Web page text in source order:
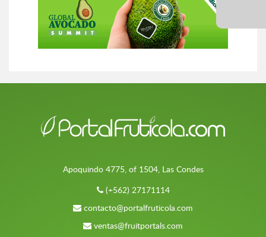
Apoquindo 4775, of 1504, Las Condes
(+562) 27171114
contacto@portalfruticola.com
ventas@fruitportals.com